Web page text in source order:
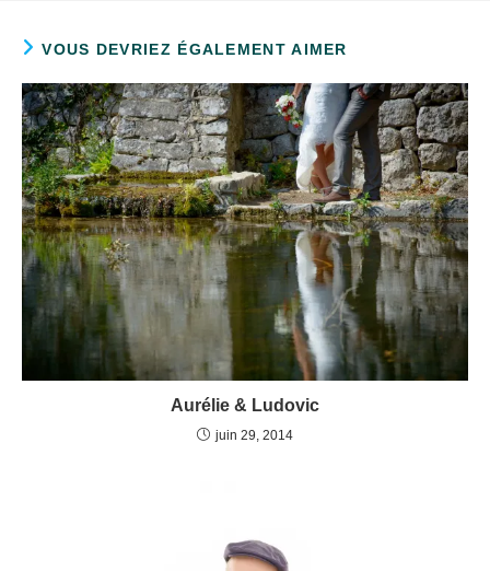
VOUS DEVRIEZ ÉGALEMENT AIMER
Aurélie & Ludovic
juin 29, 2014